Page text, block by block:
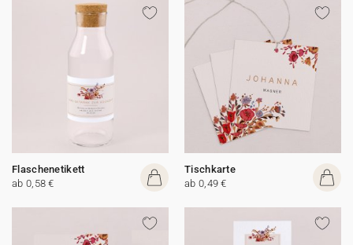
Flaschenetikett
ab 0,58 €
Tischkarte
ab 0,49 €